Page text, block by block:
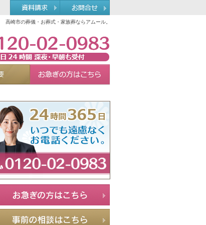
高崎市の葬儀・お葬式・家族葬ならアムール。